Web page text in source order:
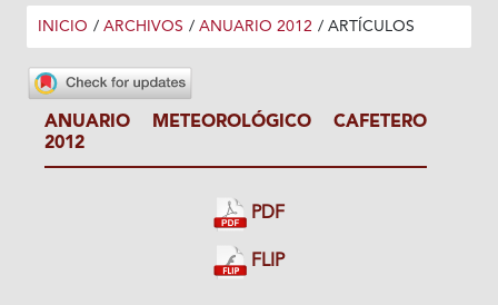
INICIO / ARCHIVOS / ANUARIO 2012 / ARTÍCULOS
ANUARIO METEOROLÓGICO CAFETERO
2012
PDF
FLIP